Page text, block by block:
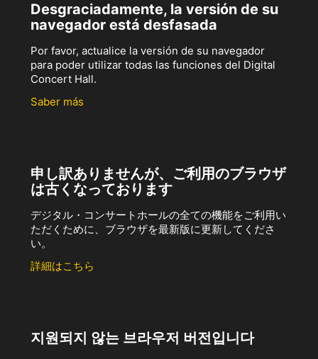
Desgraciadamente, la versión de su
navegador está desfasada
Por favor, actualice la versión de su navegador
para poder utilizar todas las funciones del Digital
Concert Hall.
Saber más
申し訳ありませんが、ご利用のブラウザ
は古くなっております
デジタル・コンサートホールの全ての機能をご利用い
ただくために、ブラウザを最新版に更新してくださ
い。
詳細はこちら
지원되지 않는 브라우저 버전입니다